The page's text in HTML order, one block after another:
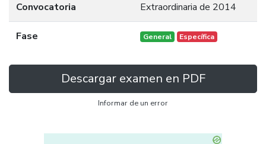
Convocatoria Extraordinaria de 2014
Fase General Específica
Descargar examen en PDF
Informar de un error